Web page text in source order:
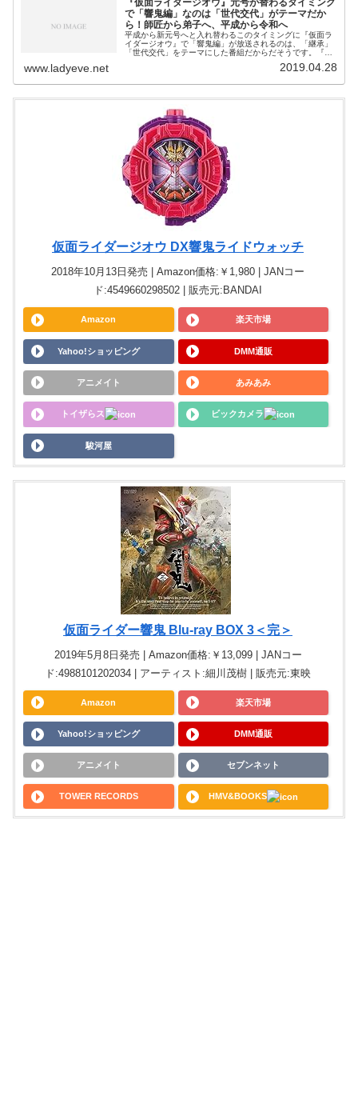
で「響鬼編」なのは「世代交代」がテーマだか
ら！師匠から弟子へ、平成から令和へ
平成から新元号へと入れ替わるこのタイミングに『仮面ラ
イダージオウ』で「響鬼編」が放送されるのは、「継承」
「世代交代」をテーマにした番組だからだそうです。『仮
www.ladyeve.net 2019.04.28
仮面ライダージオウ DX響鬼ライドウォッチ
2018年10月13日発売 | Amazon価格:￥1,980 | JANコー
ド:4549660298502 | 販売元:BANDAI
Amazon 楽天市場
Yahoo!ショッピング DMM通販
アニメイト あみあみ
トイザらス ビックカメラ
駿河屋
仮面ライダー響鬼 Blu-ray BOX 3＜完＞
2019年5月8日発売 | Amazon価格:￥13,099 | JANコー
ド:4988101202034 | アーティスト:細川茂樹 | 販売元:東映
Amazon 楽天市場
Yahoo!ショッピング DMM通販
アニメイト セブンネット
TOWER RECORDS HMV&BOOKS